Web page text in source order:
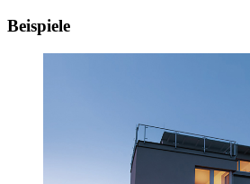
Beispiele